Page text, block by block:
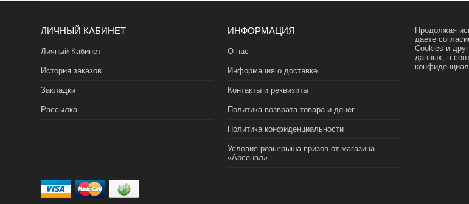
ЛИЧНЫЙ КАБИНЕТ
Личный Кабинет
История заказов
Закладки
Рассылка
ИНФОРМАЦИЯ
О нас
Информация о доставке
Контакты и реквизиты
Политика возврата товара и денег
Политика конфиденциальности
Условия розыгрыша призов от магазина
«Арсенал»
Продолжая
даете
Cookies и
данных, в